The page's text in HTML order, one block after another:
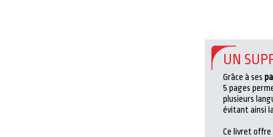
UN
Grâce à ses
5 pages
plusieurs
évitant ainsi
Ce livret